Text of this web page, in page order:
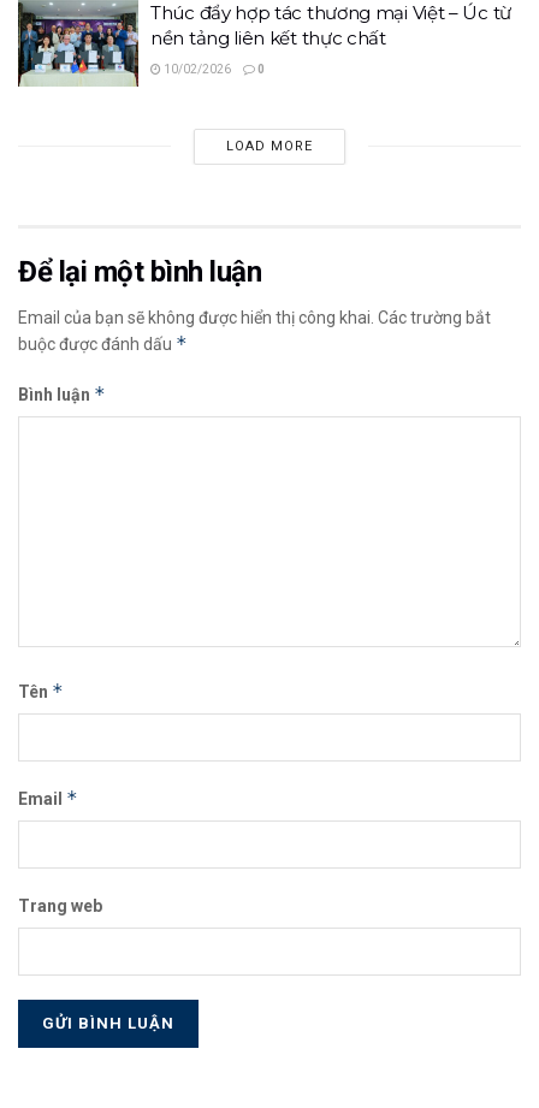
Thúc đẩy hợp tác thương mại Việt – Úc từ
nền tảng liên kết thực chất
10/02/2026 0
LOAD MORE
Để lại một bình luận
Email của bạn sẽ không được hiển thị công khai. Các trường bắt
buộc được đánh dấu *
Bình luận *
Tên *
Email *
Trang web